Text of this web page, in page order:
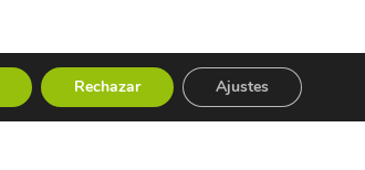
Rechazar Ajustes